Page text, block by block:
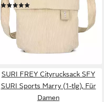
ab 49,90 €
lieferbar - in 2-3 Werktagen bei dir
SURI FREY Cityrucksack SFY
SURI Sports Marry (1-tlg), Für
Damen